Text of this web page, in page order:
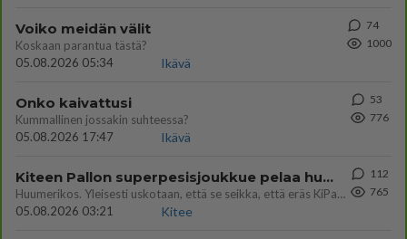
Voiko meidän välit
Koskaan parantua tästä?
05.08.2026 05:34
Ikävä
74
1000
Onko kaivattusi
Kummallinen jossakin suhteessa?
05.08.2026 17:47
Ikävä
53
776
Kiteen Pallon superpesisjoukkue pelaa huumeiden vaikutuksen alaisena
Huumerikos. Yleisesti uskotaan, että se seikka, että eräs KiPan pelaaja kärähtää huumeista, on vain jäävuoren huippu. M
05.08.2026 03:21
Kitee
112
765